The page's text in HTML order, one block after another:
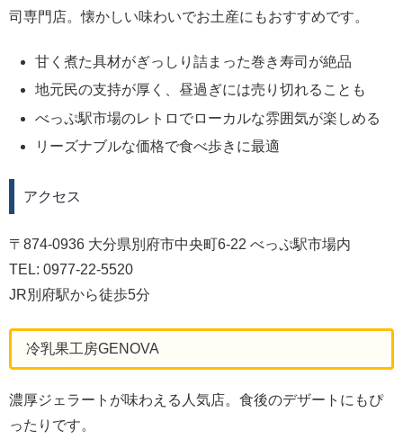
司専門店。懐かしい味わいでお土産にもおすすめです。
甘く煮た具材がぎっしり詰まった巻き寿司が絶品
地元民の支持が厚く、昼過ぎには売り切れることも
べっぷ駅市場のレトロでローカルな雰囲気が楽しめる
リーズナブルな価格で食べ歩きに最適
アクセス
〒874-0936 大分県別府市中央町6-22 べっぷ駅市場内
TEL: 0977-22-5520
JR別府駅から徒歩5分
冷乳果工房GENOVA
濃厚ジェラートが味わえる人気店。食後のデザートにもぴ
ったりです。